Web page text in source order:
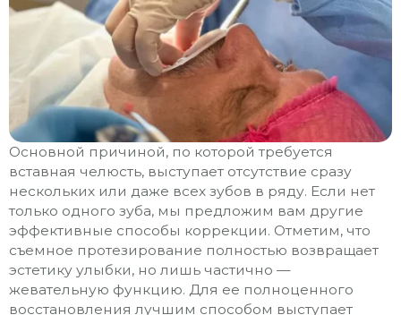
Основной причиной, по которой требуется
вставная челюсть, выступает отсутствие сразу
нескольких или даже всех зубов в ряду. Если нет
только одного зуба, мы предложим вам другие
эффективные способы коррекции. Отметим, что
съемное протезирование полностью возвращает
эстетику улыбки, но лишь частично —
жевательную функцию. Для ее полноценного
восстановления лучшим способом выступает